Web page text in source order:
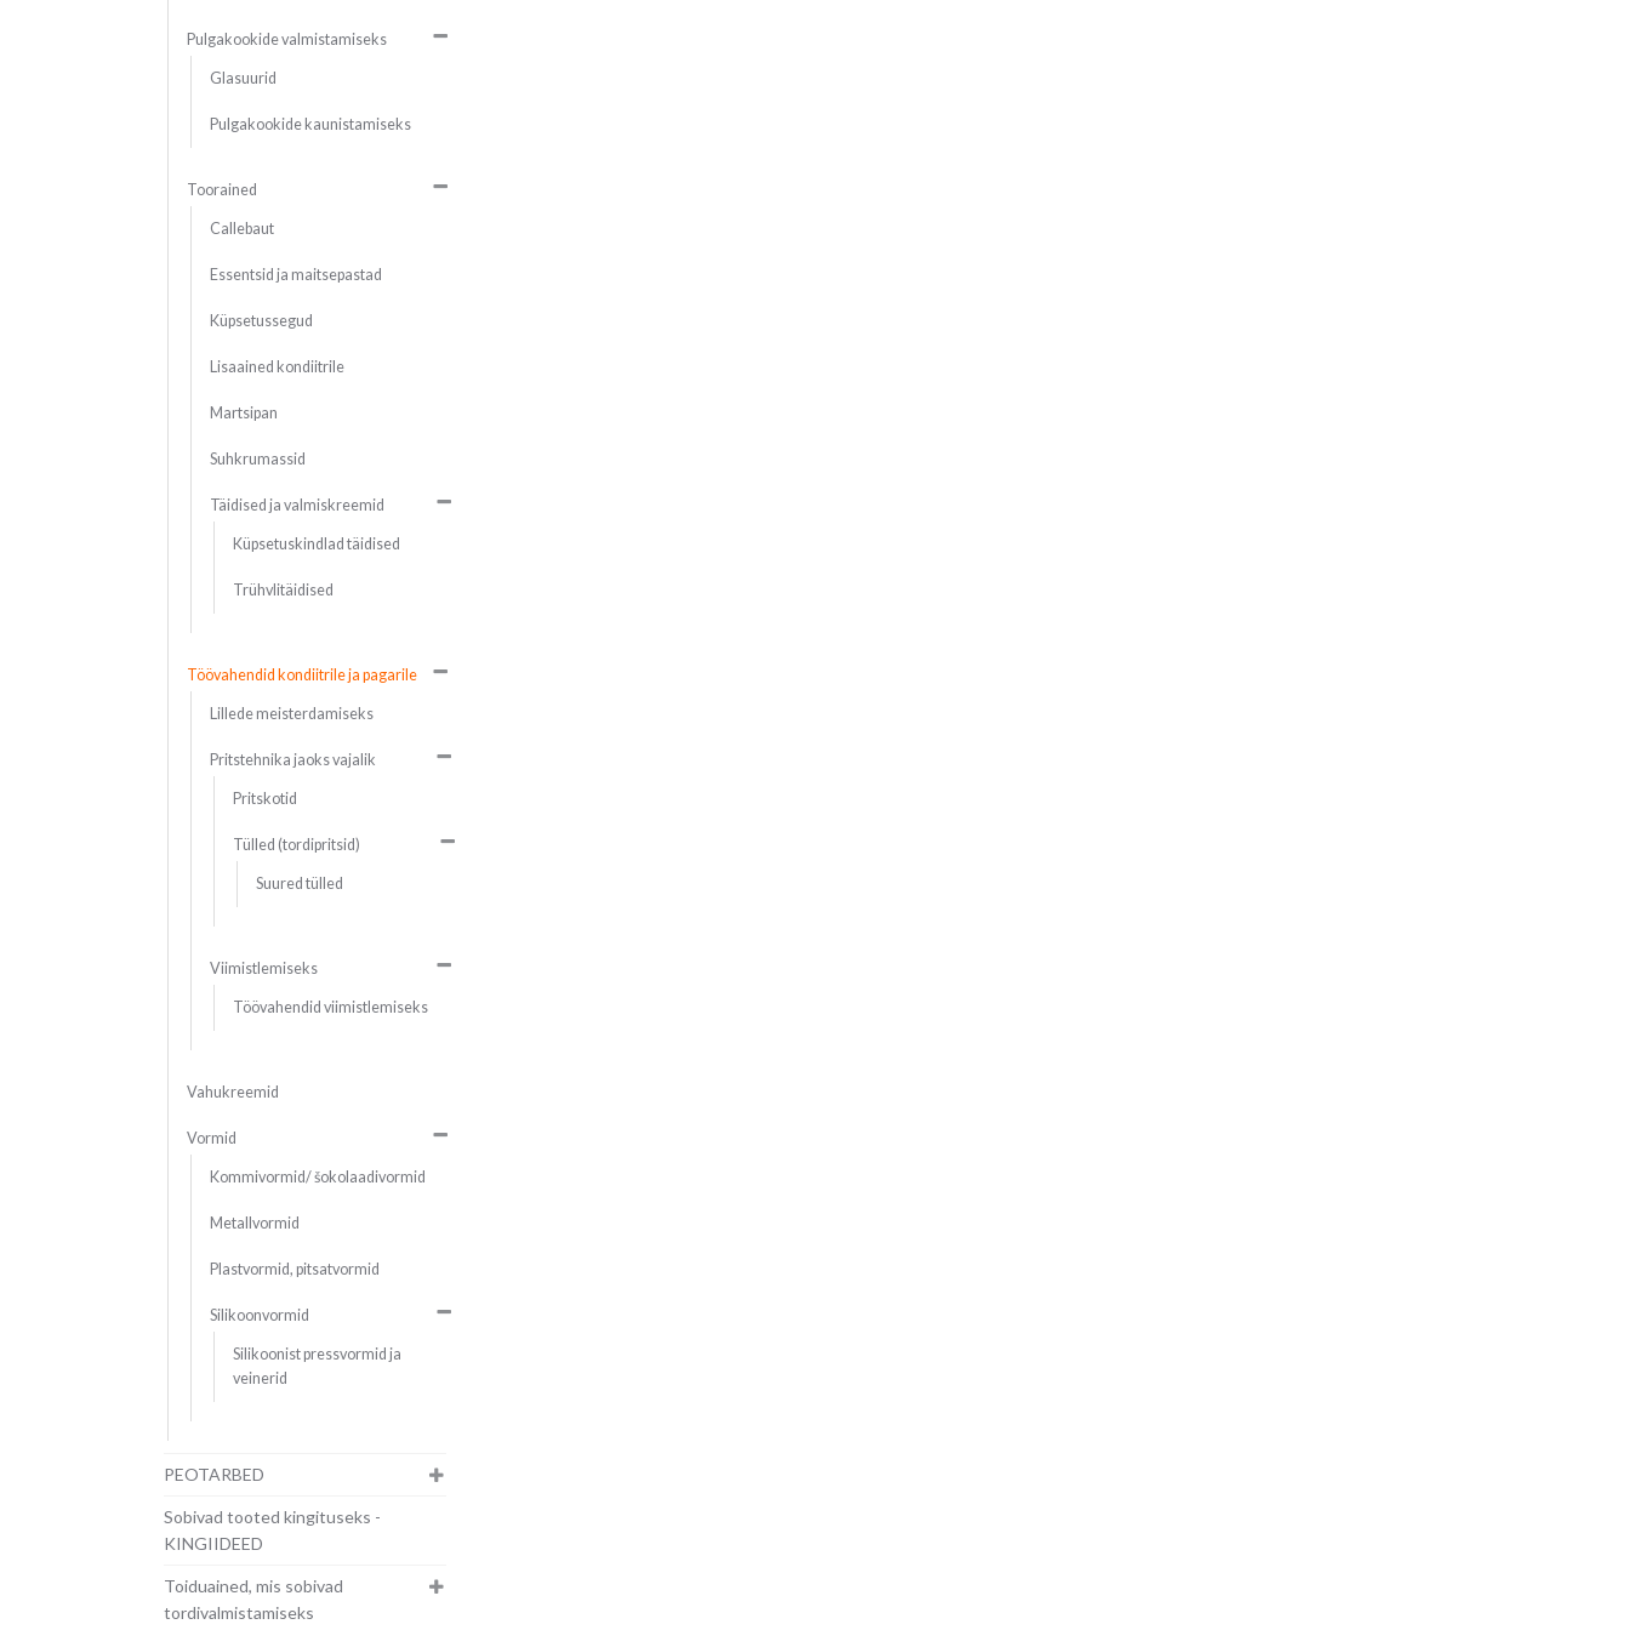
Pulgakookide valmistamiseks
Glasuurid
Pulgakookide kaunistamiseks
Toorained
Callebaut
Essentsid ja maitsepastad
Küpsetussegud
Lisaained kondiitrile
Martsipan
Suhkrumassid
Täidised ja valmiskreemid
Küpsetuskindlad täidised
Trühvlitäidised
Töövahendid kondiitrile ja pagarile
Lillede meisterdamiseks
Pritstehnika jaoks vajalik
Pritskotid
Tülled (tordipritsid)
Suured tülled
Viimistlemiseks
Töövahendid viimistlemiseks
Vahukreemid
Vormid
Kommivormid/ šokolaadivormid
Metallvormid
Plastvormid, pitsatvormid
Silikoonvormid
Silikoonist pressvormid ja
veinerid
PEOTARBED
Sobivad tooted kingituseks -
KINGIIDEED
Toiduained, mis sobivad
tordivalmistamiseks